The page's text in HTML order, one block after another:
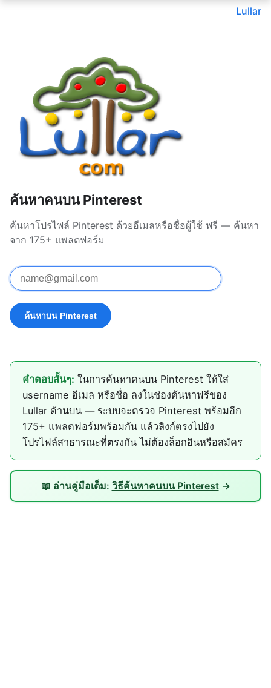
Lullar
ค้นหาคนบน Pinterest
ค้นหาโปรไฟล์ Pinterest ด้วยอีเมลหรือชื่อผู้ใช้ ฟรี — ค้นหา
จาก 175+ แพลตฟอร์ม
คำตอบสั้นๆ: ในการค้นหาคนบน Pinterest ให้ใส่
username อีเมล หรือชื่อ ลงในช่องค้นหาฟรีของ
Lullar ด้านบน — ระบบจะตรวจ Pinterest พร้อมอีก
175+ แพลตฟอร์มพร้อมกัน แล้วลิงก์ตรงไปยัง
โปรไฟล์สาธารณะที่ตรงกัน ไม่ต้องล็อกอินหรือสมัคร
📖 อ่านคู่มือเต็ม: วิธีค้นหาคนบน Pinterest→